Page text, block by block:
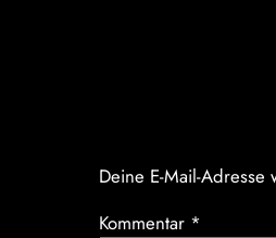
Deine E-Mail-
Kommentar *